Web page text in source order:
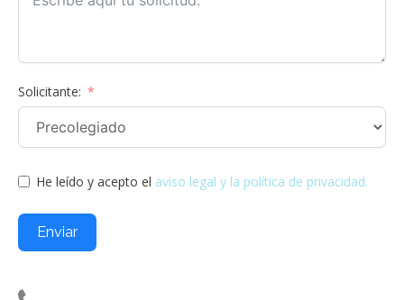
Solicitante:
He leído y acepto el aviso legal y la política de privacidad.
Enviar